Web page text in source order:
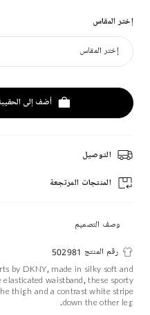
إختر المقاس
إختر المقاس
أضف إلى
التوصيل
المنتجات المرتجعة
وصف التصميم
رقم المنتج 502981
by DKNY, made in silky soft and
waistband, these sporty
thigh and a contrast white stripe
down the other leg.